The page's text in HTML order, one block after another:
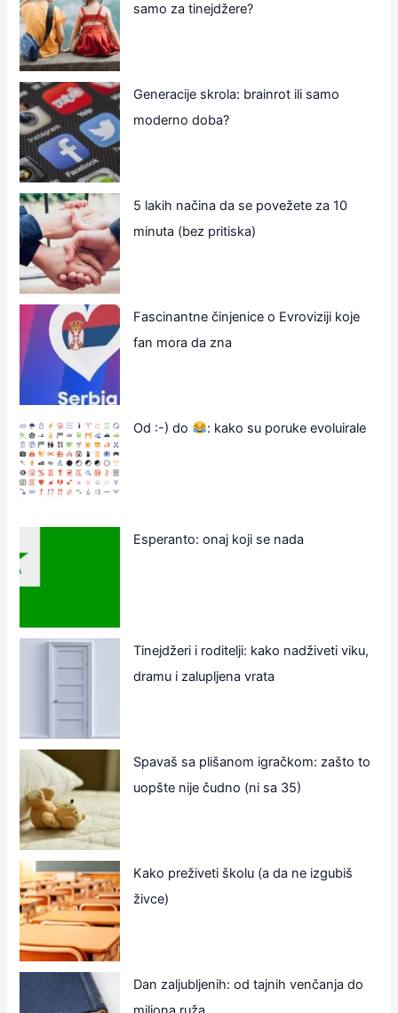
samo za tinejdžere?
Generacije skrola: brainrot ili samo
moderno doba?
5 lakih načina da se povežete za 10
minuta (bez pritiska)
Fascinantne činjenice o Evroviziji koje
fan mora da zna
Od :-) do : kako su poruke evoluirale
Esperanto: onaj koji se nada
Tinejdžeri i roditelji: kako nadživeti viku,
dramu i zalupljena vrata
Spavaš sa plišanom igračkom: zašto to
uopšte nije čudno (ni sa 35)
Kako preživeti školu (a da ne izgubiš
živce)
Dan zaljubljenih: od tajnih venčanja do